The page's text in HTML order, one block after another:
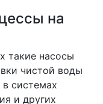
на
такие насосы
чистой воды
системах
и других